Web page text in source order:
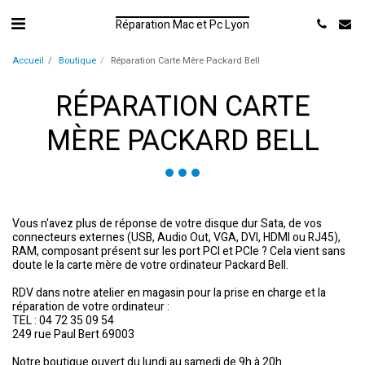
Réparation Mac et Pc Lyon
Accueil Boutique Réparation Carte Mère Packard Bell
RÉPARATION CARTE
MÈRE PACKARD BELL
Vous n'avez plus de réponse de votre disque dur Sata, de vos
connecteurs externes (USB, Audio Out, VGA, DVI, HDMI ou RJ45),
RAM, composant présent sur les port PCI et PCIe ? Cela vient sans
doute le la carte mère de votre ordinateur Packard Bell.
RDV dans notre atelier en magasin pour la prise en charge et la
réparation de votre ordinateur :
TEL : 04 72 35 09 54
249 rue Paul Bert 69003